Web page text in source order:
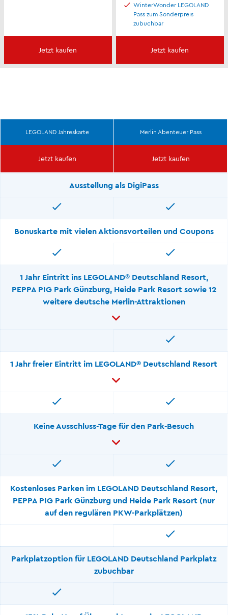
Jetzt kaufen
WinterWonder LEGOLAND
Pass zum Sonderpreis
zubuchbar
Jetzt kaufen
LEGOLAND Jahreskarte
Jetzt kaufen
Merlin Abenteuer Pass
Jetzt kaufen
Ausstellung als DigiPass
Bonuskarte mit vielen Aktionsvorteilen und Coupons
1 Jahr Eintritt ins LEGOLAND® Deutschland Resort,
PEPPA PIG Park Günzburg, Heide Park Resort sowie 12
weitere deutsche Merlin-Attraktionen
1 Jahr freier Eintritt im LEGOLAND® Deutschland Resort
Keine Ausschluss-Tage für den Park-Besuch
Kostenloses Parken im LEGOLAND Deutschland Resort,
PEPPA PIG Park Günzburg und Heide Park Resort (nur
auf den regulären PKW-Parkplätzen)
Parkplatzoption für LEGOLAND Deutschland Parkplatz
zubuchbar